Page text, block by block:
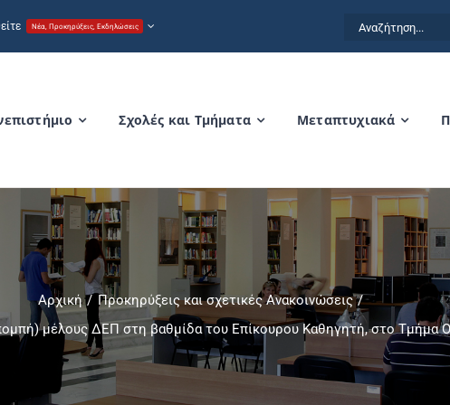
Νέα, Προκηρύξεις, Εκδηλώσεις
Αναζήτηση
for:
Σχολές και Τμήματα Μεταπτυχιακά
Αρχική
Προκηρύξεις και σχετικές Ανακοινώσεις
μέλους ΔΕΠ στη βαθμίδα του Επίκουρου Καθηγητή, στο Τμήμα